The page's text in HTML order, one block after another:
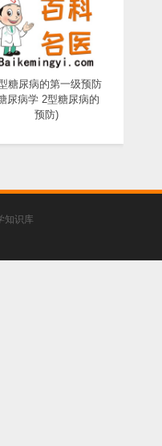
糖尿病的第一级预防
尿病学 2型糖尿病的
预防)
知识库